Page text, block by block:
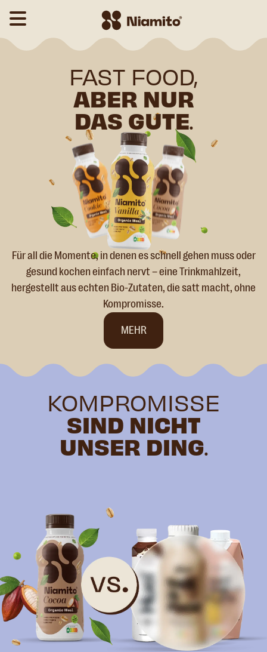
FAST FOOD,
ABER NUR
DAS GUTE.
Für all die Momente, in denen es schnell gehen muss oder
gesund kochen einfach nervt – eine Trinkmahlzeit,
hergestellt aus echten Bio-Zutaten, die satt macht, ohne
Kompromisse.
MEHR
KOMPROMISSE
SIND NICHT
UNSER DING.